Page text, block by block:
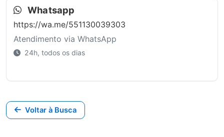
Whatsapp
https://wa.me/551130039303
Atendimento via WhatsApp
24h, todos os dias
Voltar à Busca